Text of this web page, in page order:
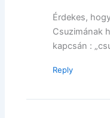
Érdekes,
Csuzimának
kapcsán :
Reply